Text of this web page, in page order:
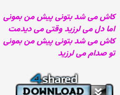
کاش می شد بتونی پیش من بمونی
اما دل می لرزید وقتی می دیدمت
کاش می شد بتونی پیش من بمونی
تو صدام می لرزید